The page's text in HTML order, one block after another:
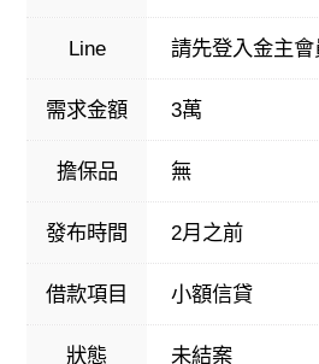
Line 請先登入金主會
需求金額 3萬
擔保品 無
發布時間 2月之前
借款項目 小額信貸
狀態 未結案